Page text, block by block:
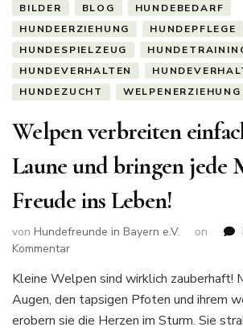
BILDER BLOG
HUNDEBEDARF
HUNDEERZIEHUNG
HUNDEPFLEGE
HUNDESPIELZEUG
HUNDEVERHALTEN
HUNDEZUCHT
WELPENERZIEHUNG
Welpen verbreiten
Laune und bringen jede
Freude ins Leben!
von Hundefreunde in Bayern e.V. on
Kommentarzu
verbreiten
einfach
gute
Kleine Welpen sind wirklich zauberhaft!
Augen, den tapsigen Pfoten und ihrem
erobern sie die Herzen im Sturm. Sie